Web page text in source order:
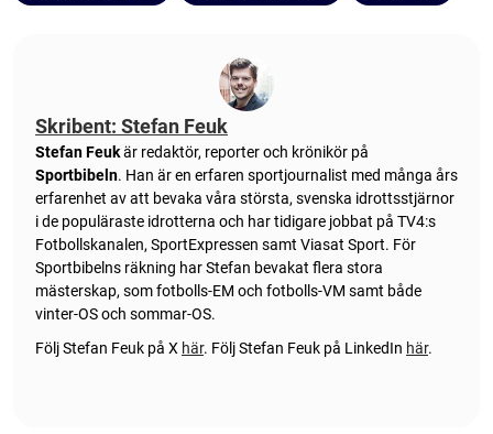
Skribent: Stefan Feuk
Stefan Feukär redaktör, reporter och krönikör på
Sportbibeln. Han är en erfaren sportjournalist med många års
erfarenhet av att bevaka våra största, svenska idrottsstjärnor
i de populäraste idrotterna och har tidigare jobbat på TV4:s
Fotbollskanalen, SportExpressen samt Viasat Sport. För
Sportbibelns räkning har Stefan bevakat flera stora
mästerskap, som fotbolls-EM och fotbolls-VM samt både
vinter-OS och sommar-OS.
Följ Stefan Feuk på X här. Följ Stefan Feuk på LinkedIn här.